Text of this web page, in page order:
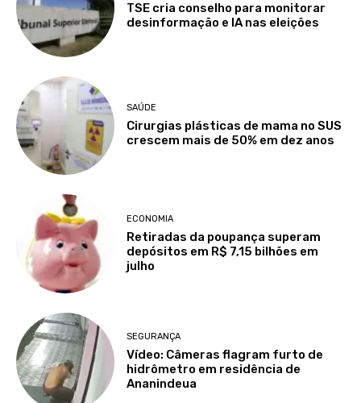
TSE cria conselho para monitorar
desinformação e IA nas eleições
SAÚDE
Cirurgias plásticas de mama no SUS
crescem mais de 50% em dez anos
ECONOMIA
Retiradas da poupança superam
depósitos em R$ 7,15 bilhões em
julho
SEGURANÇA
Vídeo: Câmeras flagram furto de
hidrômetro em residência de
Ananindeua